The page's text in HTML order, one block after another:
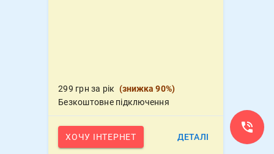
299 грн за рік (знижка 90%)
Безкоштовне підключення
ХОЧУ ІНТЕРНЕТ ДЕТАЛІ